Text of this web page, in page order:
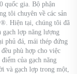
quốc gia. Bộ phận
tôi chuyên về các sản
Hiện tại, chúng tôi đã
gạch lợp năng lượng
phủ đá, mái thép đứng
phù hợp cho việc
của gạch năng
và gạch lợp trong một,